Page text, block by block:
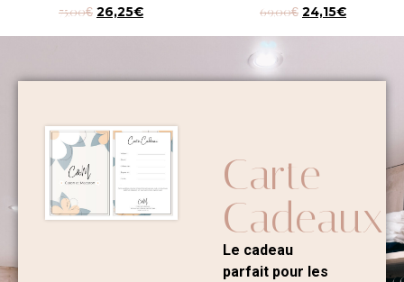
75,00€ 26,25€ 69,00€ 24,15€
Carte
Cadeaux
Le cadeau
parfait pour les